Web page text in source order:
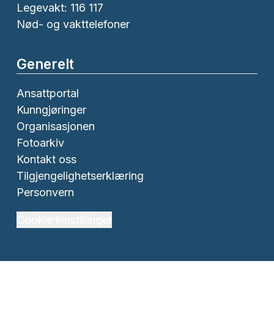
Legevakt: 116 117
Nød- og vakttelefoner
Generelt
Ansattportal
Kunngjøringer
Organisasjonen
Fotoarkiv
Kontakt oss
Tilgjengelighetserklæring
Personvern